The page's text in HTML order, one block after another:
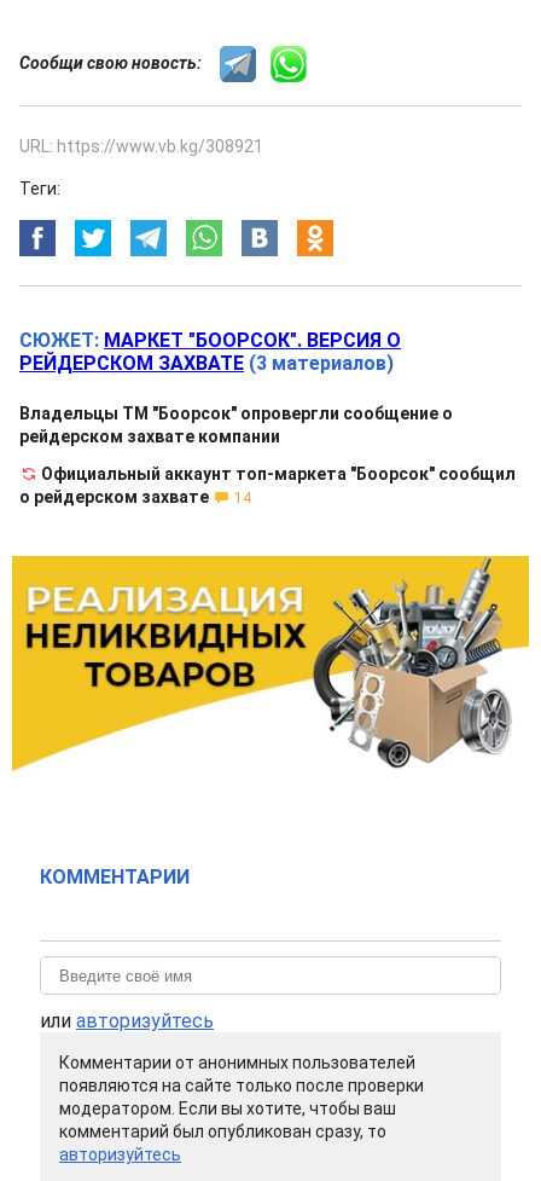
Сообщи свою новость:
URL: https://www.vb.kg/308921
Теги:
СЮЖЕТ: МАРКЕТ "БООРСОК". ВЕРСИЯ О
РЕЙДЕРСКОМ ЗАХВАТЕ (3 материалов)
Владельцы ТМ "Боорсок" опровергли сообщение о
рейдерском захвате компании
Официальный аккаунт топ-маркета "Боорсок" сообщил
о рейдерском захвате
14
КОММЕНТАРИИ
или авторизуйтесь
Комментарии от анонимных пользователей
появляются на сайте только после проверки
модератором. Если вы хотите, чтобы ваш
комментарий был опубликован сразу, то
авторизуйтесь